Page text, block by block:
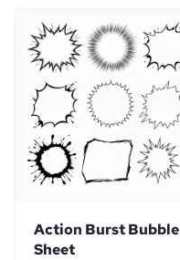
Action Burst Bubble
Sheet